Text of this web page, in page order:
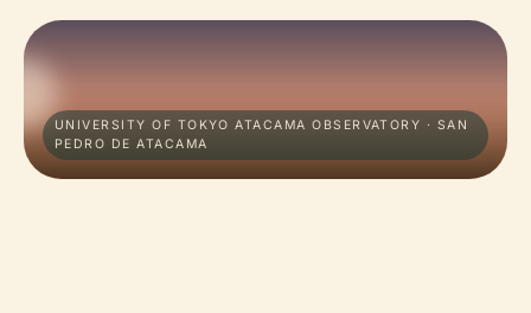
UNIVERSITY OF TOKYO ATACAMA OBSERVATORY · SAN
PEDRO DE ATACAMA